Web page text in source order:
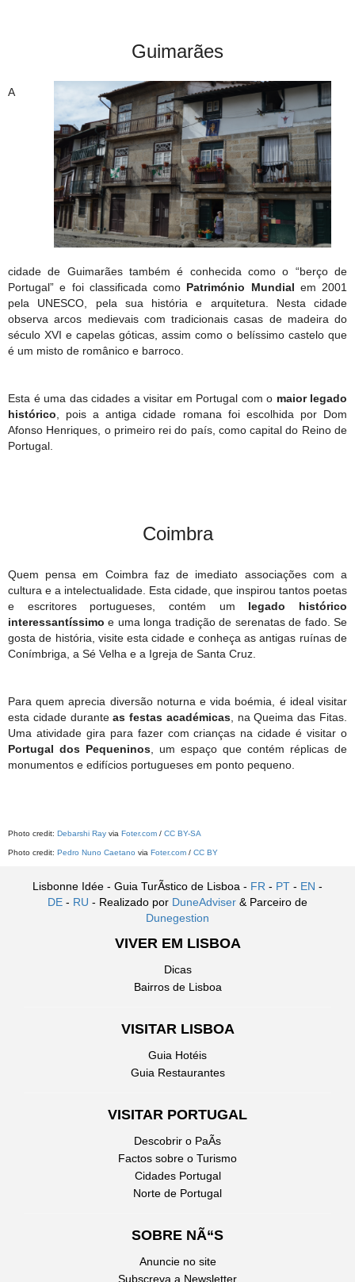
Guimarães
A
cidade de Guimarães também é conhecida como o “berço de
Portugal” e foi classificada como Património Mundial em 2001
pela UNESCO, pela sua história e arquitetura. Nesta cidade
observa arcos medievais com tradicionais casas de madeira do
século XVI e capelas góticas, assim como o belíssimo castelo que
é um misto de românico e barroco.
Esta é uma das cidades a visitar em Portugal com o maior legado
histórico, pois a antiga cidade romana foi escolhida por Dom
Afonso Henriques, o primeiro rei do país, como capital do Reino de
Portugal.
Coimbra
Quem pensa em Coimbra faz de imediato associações com a
cultura e a intelectualidade. Esta cidade, que inspirou tantos poetas
e escritores portugueses, contém um legado histórico
interessantíssimoe uma longa tradição de serenatas de fado. Se
gosta de história, visite esta cidade e conheça as antigas ruínas de
Conímbriga, a Sé Velha e a Igreja de Santa Cruz.
Para quem aprecia diversão noturna e vida boémia, é ideal visitar
esta cidade duranteas festas académicas, na Queima das Fitas.
Uma atividade gira para fazer com crianças na cidade é visitar o
Portugal dos Pequeninos, um espaço que contém réplicas de
monumentos e edifícios portugueses em ponto pequeno.
Photo credit: Debarshi Ray via Foter.com / CC BY-SA
Photo credit: Pedro Nuno Caetano via Foter.com / CC BY
Lisbonne Idée - Guia TurÃ­stico de Lisboa - FR - PT - EN -
DE - RU - Realizado por DuneAdviser & Parceiro de
Dunegestion
VIVER EM LISBOA
Dicas
Bairros de Lisboa
VISITAR LISBOA
Guia Hotéis
Guia Restaurantes
VISITAR PORTUGAL
Descobrir o PaÃ­s
Factos sobre o Turismo
Cidades Portugal
Norte de Portugal
SOBRE NÃ“S
Anuncie no site
Subscreva a Newsletter